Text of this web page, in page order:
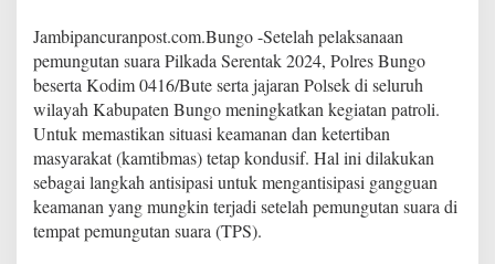
e
s
B
u
n
g
T
i
n
g
Jambipancuranpost.com.Bungo -Setelah pelaksanaan
pemungutan suara Pilkada Serentak 2024, Polres Bungo
beserta Kodim 0416/Bute serta jajaran Polsek di seluruh
wilayah Kabupaten Bungo meningkatkan kegiatan patroli.
Untuk memastikan situasi keamanan dan ketertiban
masyarakat (kamtibmas) tetap kondusif. Hal ini dilakukan
sebagai langkah antisipasi untuk mengantisipasi gangguan
keamanan yang mungkin terjadi setelah pemungutan suara di
tempat pemungutan suara (TPS).